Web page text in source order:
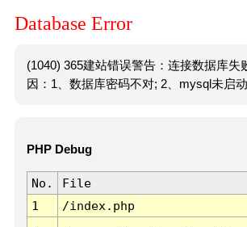
Database Error
(1040) 365建站错误警告：连接数据库失
因：1、数据库密码不对; 2、mysql未启动
PHP Debug
No. File
1
/index.php